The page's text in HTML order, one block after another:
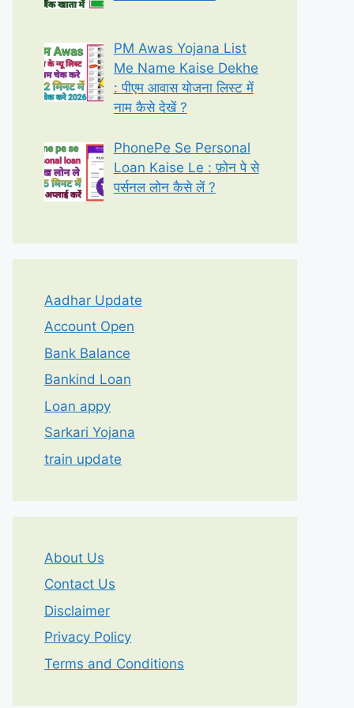
PM Awas Yojana List
Me Name Kaise Dekhe
: पीएम आवास योजना लिस्ट में
नाम कैसे देखें ?
PhonePe Se Personal
Loan Kaise Le : फ़ोन पे से
पर्सनल लोन कैसे लें ?
Aadhar Update
Account Open
Bank Balance
Bankind Loan
Loan appy
Sarkari Yojana
train update
About Us
Contact Us
Disclaimer
Privacy Policy
Terms and Conditions